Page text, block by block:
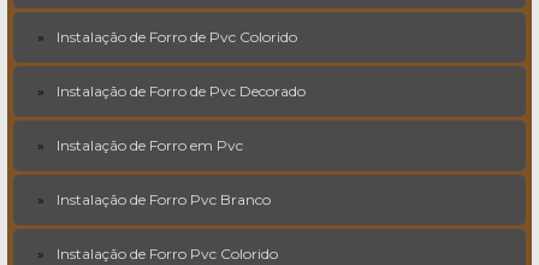
Instalação de Forro de Pvc Colorido
Instalação de Forro de Pvc Decorado
Instalação de Forro em Pvc
Instalação de Forro Pvc Branco
Instalação de Forro Pvc Colorido